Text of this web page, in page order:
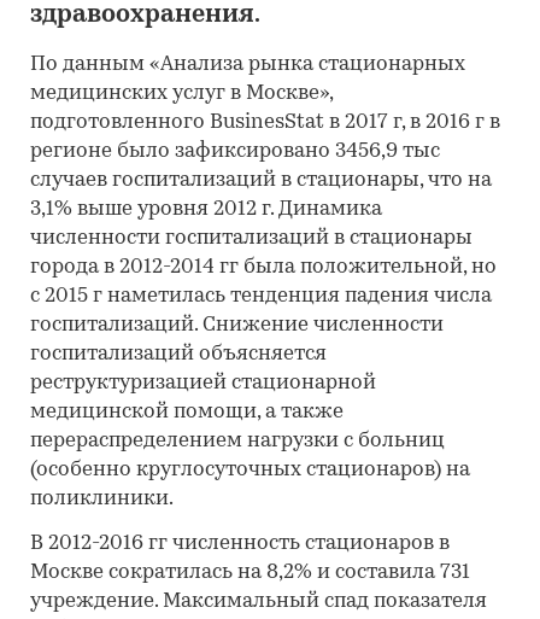
здравоохранения.
По данным «Анализа рынка стационарных
медицинских услуг в Москве»,
подготовленного BusinesStat в 2017 г, в 2016 г в
регионе было зафиксировано 3456,9 тыс
случаев госпитализаций в стационары, что на
3,1% выше уровня 2012 г. Динамика
численности госпитализаций в стационары
города в 2012-2014 гг была положительной, но
с 2015 г наметилась тенденция падения числа
госпитализаций. Снижение численности
госпитализаций объясняется
реструктуризацией стационарной
медицинской помощи, а также
перераспределением нагрузки с больниц
(особенно круглосуточных стационаров) на
поликлиники.
В 2012-2016 гг численность стационаров в
Москве сократилась на 8,2% и составила 731
учреждение. Максимальный спад показателя